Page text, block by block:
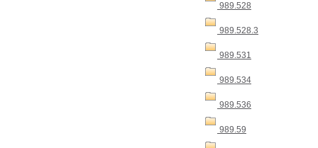
989.528
989.528.3
989.531
989.534
989.536
989.59